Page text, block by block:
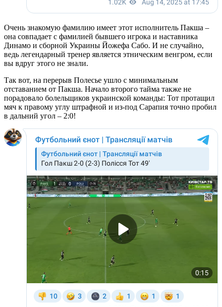
Очень знакомую фамилию имеет этот исполнитель Пакша –
она совпадает с фамилией бывшего игрока и наставника
Динамо и сборной Украины Йожефа Сабо. И не случайно,
ведь легендарный тренер является этническим венгром, если
вы вдруг этого не знали.
Так вот, на перерыв Полесье ушло с минимальным
отставанием от Пакша. Начало второго тайма также не
порадовало болельщиков украинской команды: Тот протащил
мяч к правому углу штрафной и из-под Сарапия точно пробил
в дальний угол – 2:0!